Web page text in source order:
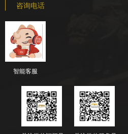
咨询电话
智能客服